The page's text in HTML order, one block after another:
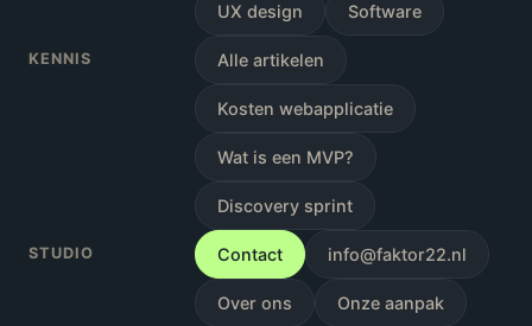
UX design Software
KENNIS Alle artikelen
Kosten webapplicatie
Wat is een MVP?
Discovery sprint
STUDIO Contact info@faktor22.nl
Over ons Onze aanpak